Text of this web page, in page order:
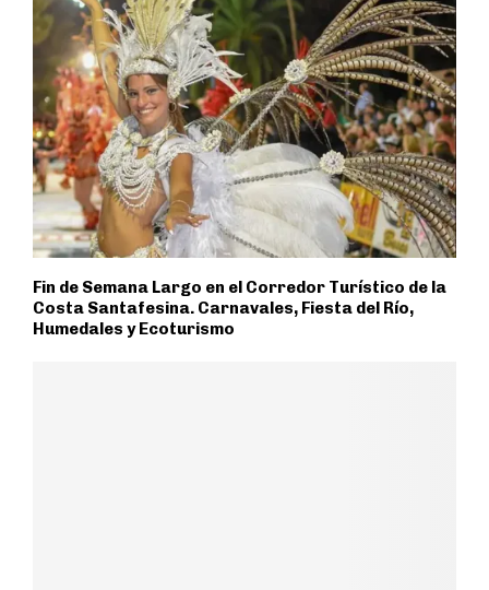
Fin de Semana Largo en el Corredor Turístico de la
Costa Santafesina. Carnavales, Fiesta del Río,
Humedales y Ecoturismo